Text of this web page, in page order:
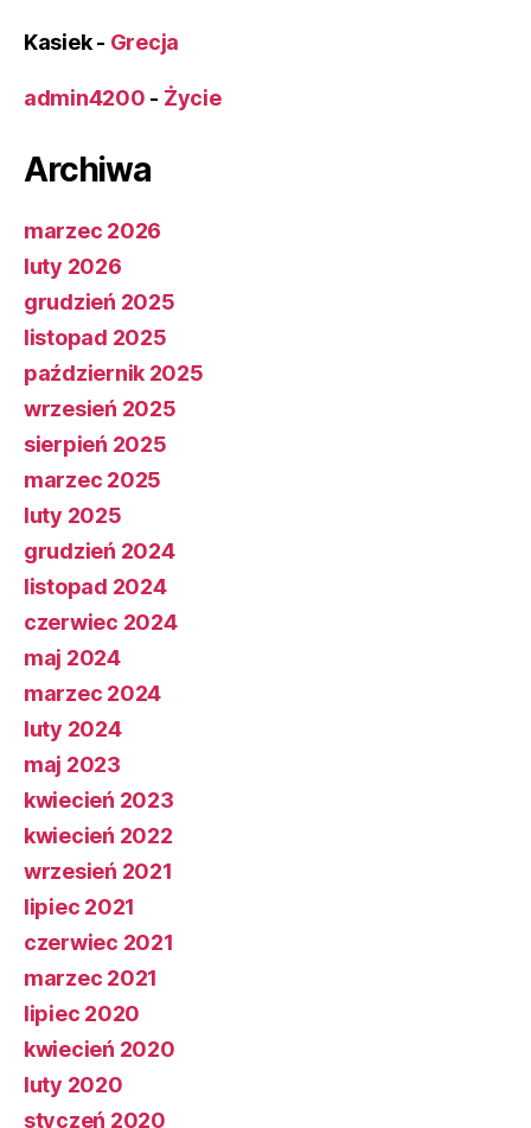
Kasiek- Grecja
admin4200 - Życie
Archiwa
marzec 2026
luty 2026
grudzień 2025
listopad 2025
październik 2025
wrzesień 2025
sierpień 2025
marzec 2025
luty 2025
grudzień 2024
listopad 2024
czerwiec 2024
maj 2024
marzec 2024
luty 2024
maj 2023
kwiecień 2023
kwiecień 2022
wrzesień 2021
lipiec 2021
czerwiec 2021
marzec 2021
lipiec 2020
kwiecień 2020
luty 2020
styczeń 2020